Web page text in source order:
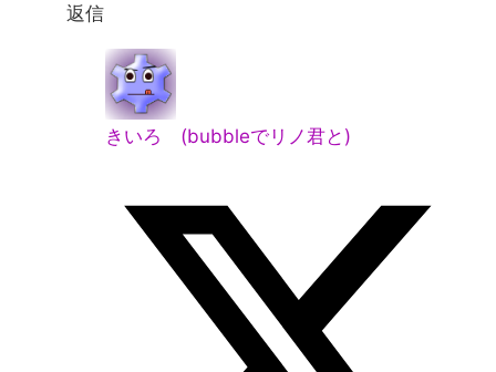
返信
きいろ (bubbleでリノ君と)